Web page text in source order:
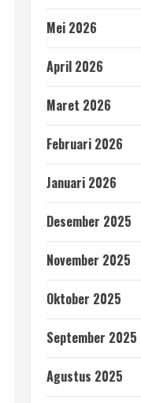
Mei 2026
April 2026
Maret 2026
Februari 2026
Januari 2026
Desember 2025
November 2025
Oktober 2025
September 2025
Agustus 2025